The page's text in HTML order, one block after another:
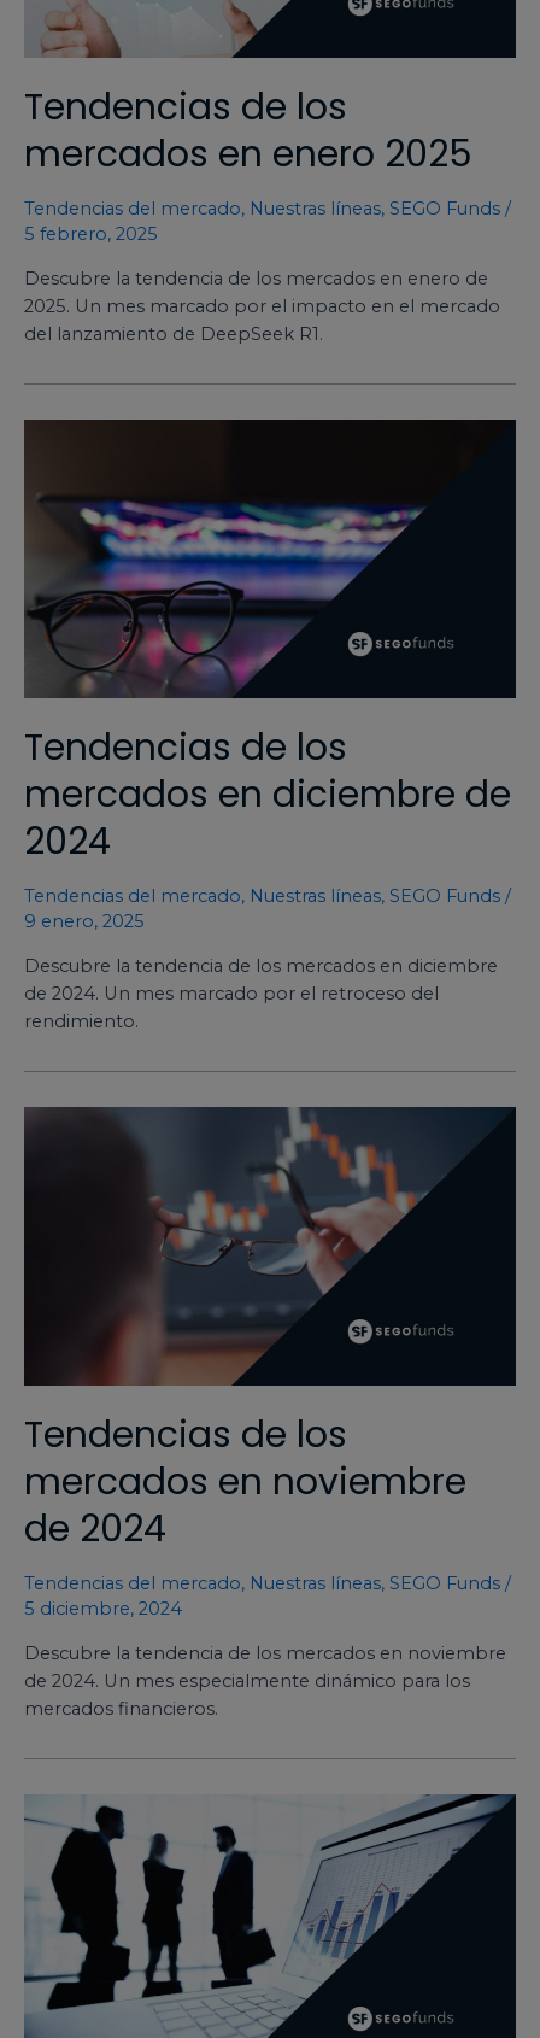
Tendencias de los
mercados en enero 2025
Tendencias del mercado, Nuestras líneas, SEGO Funds /
5 febrero, 2025
Descubre la tendencia de los mercados en enero de
2025. Un mes marcado por el impacto en el mercado
del lanzamiento de DeepSeek R1.
Tendencias de los
mercados en diciembre de
2024
Tendencias del mercado, Nuestras líneas, SEGO Funds /
9 enero, 2025
Descubre la tendencia de los mercados en diciembre
de 2024. Un mes marcado por el retroceso del
rendimiento.
Tendencias de los
mercados en noviembre
de 2024
Tendencias del mercado, Nuestras líneas, SEGO Funds /
5 diciembre, 2024
Descubre la tendencia de los mercados en noviembre
de 2024. Un mes especialmente dinámico para los
mercados financieros.